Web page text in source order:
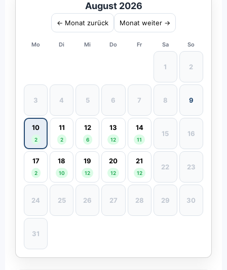
← Monat zurück
August 2026
Monat weiter →
Mo Di Mi Do Fr Sa So
1 2
3 4 5 6 7 8 9
10
2
11
2
12
6
13
12
14
11
15 16
17
2
18
10
19
12
20
12
21
12
22 23
24 25 26 27 28 29 30
31